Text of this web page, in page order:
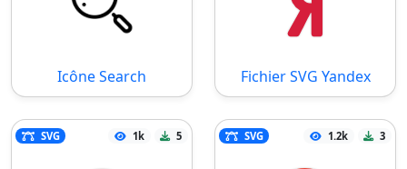
Icône Search Fichier SVG Yandex
SVG 1k 5 SVG 1.2k 3